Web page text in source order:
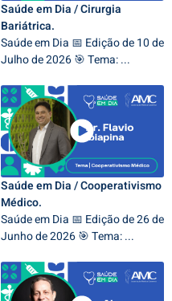
Saúde em Dia / Cirurgia
Bariátrica.
Saúde em Dia 📅 Edição de 10 de
Julho de 2026 🎯 Tema: ...
Saúde em Dia / Cooperativismo
Médico.
Saúde em Dia 📅 Edição de 26 de
Junho de 2026 🎯 Tema: ...